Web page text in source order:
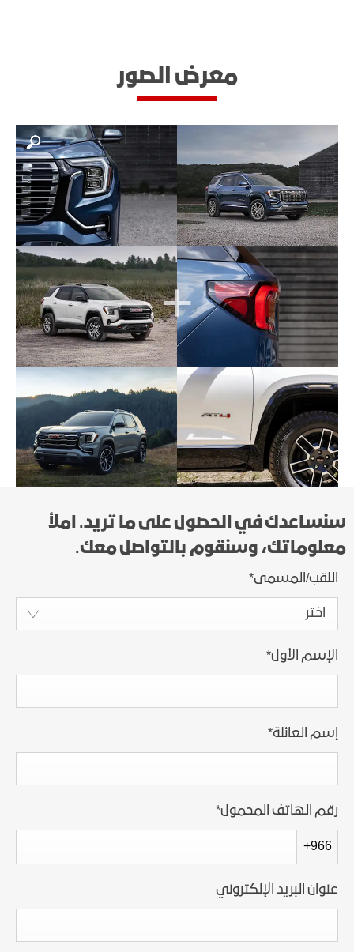
معرض الصور
سنساعدك في الحصول على ما تريد. املأ
معلوماتك، وسنقوم بالتواصل معك.
اللقب/المسمى*
اختر
الإسم الأول*
إسم العائلة*
رقم الهاتف المحمول*
+966
عنوان البريد الإلكتروني